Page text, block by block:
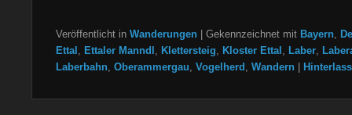
Veröffentlicht in Wanderungen | Gekennzeichnet mit Bayern
Ettal
Ettaler Manndl Klettersteig Kloster Ettal Laber
Laberbahn Oberammergau Vogelherd Wandern |